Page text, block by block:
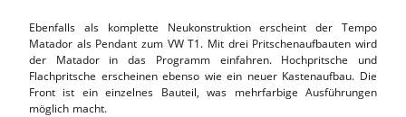
Ebenfalls als komplette Neukonstruktion erscheint der Tempo
Matador als Pendant zum VW T1. Mit drei Pritschenaufbauten wird
der Matador in das Programm einfahren. Hochpritsche und
Flachpritsche erscheinen ebenso wie ein neuer Kastenaufbau. Die
Front ist ein einzelnes Bauteil, was mehrfarbige Ausführungen
möglich macht.